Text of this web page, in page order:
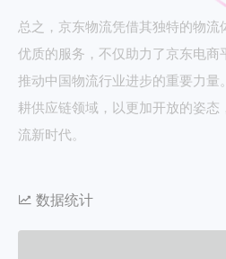
总之，京东物流凭借其独特的物流
优质的服务，不仅助力了京东电商
推动中国物流行业进步的重要力量
耕供应链领域，以更加开放的姿
流新时代。
数据统计